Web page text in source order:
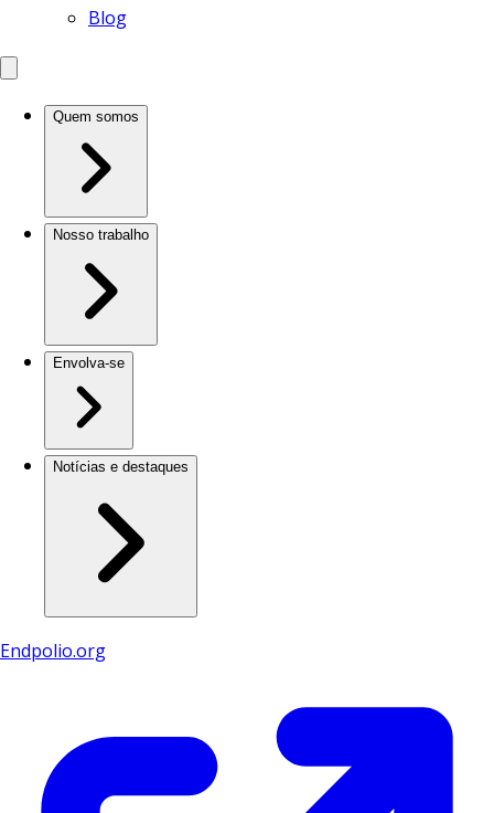
Blog
Quem somos
Nosso trabalho
Envolva-se
Notícias e destaques
Endpolio.org